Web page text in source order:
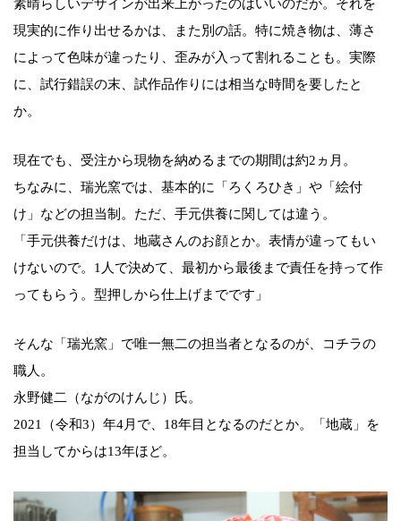
素晴らしいデザインが出来上がったのはいいのだが。それを
現実的に作り出せるかは、また別の話。特に焼き物は、薄さ
によって色味が違ったり、歪みが入って割れることも。実際
に、試行錯誤の末、試作品作りには相当な時間を要したと
か。
現在でも、受注から現物を納めるまでの期間は約2ヵ月。
ちなみに、瑞光窯では、基本的に「ろくろひき」や「絵付
け」などの担当制。ただ、手元供養に関しては違う。
「手元供養だけは、地蔵さんのお顔とか。表情が違ってもい
けないので。1人で決めて、最初から最後まで責任を持って作
ってもらう。型押しから仕上げまでです」
そんな「瑞光窯」で唯一無二の担当者となるのが、コチラの
職人。
永野健二（ながのけんじ）氏。
2021（令和3）年4月で、18年目となるのだとか。「地蔵」を
担当してからは13年ほど。